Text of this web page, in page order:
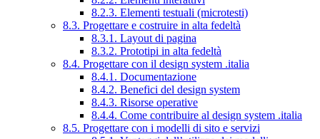
8.2.3. Elementi testuali (microtesti)
8.3. Progettare e costruire in alta fedeltà
8.3.1. Layout di pagina
8.3.2. Prototipi in alta fedeltà
8.4. Progettare con il design system .italia
8.4.1. Documentazione
8.4.2. Benefici del design system
8.4.3. Risorse operative
8.4.4. Come contribuire al design system .italia
8.5. Progettare con i modelli di sito e servizi